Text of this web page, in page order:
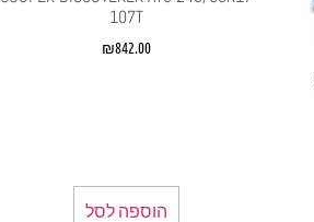
107T
₪842.00
הוספה לסל